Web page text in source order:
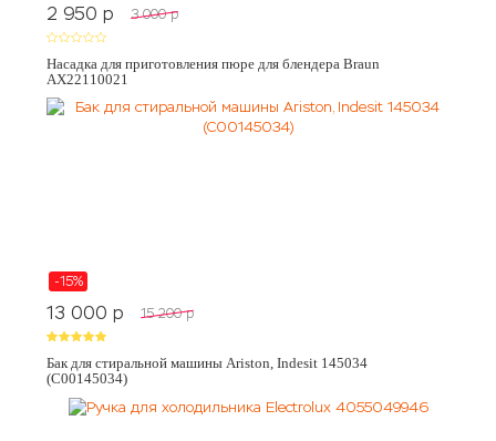
2 950 p 3 000 p
Насадка для приготовления пюре для блендера Braun
AX22110021
-15%
13 000 p 15 200 p
Бак для стиральной машины Ariston, Indesit 145034
(C00145034)